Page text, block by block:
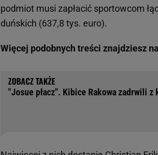
podmiot musi zapłacić sportowcom
duńskich (637,8 tys. euro).
Więcej podobnych treści znajdziesz na
"Josue płacz". Kibice Rakowa zadrwili z